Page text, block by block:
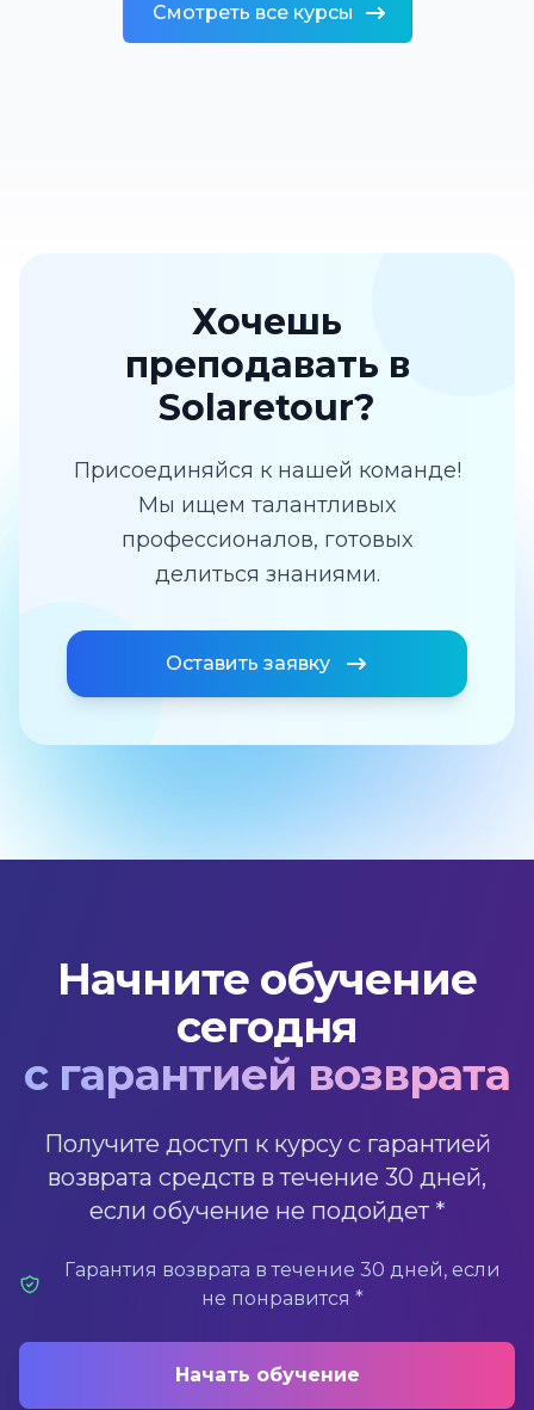
Смотреть все курсы
Хочешь
преподавать в
Solaretour?
Присоединяйся к нашей команде!
Мы ищем талантливых
профессионалов, готовых
делиться знаниями.
Оставить заявку
Начните обучение
сегодня
с гарантией возврата
Получите доступ к курсу с гарантией
возврата средств в течение 30 дней,
если обучение не подойдет *
Гарантия возврата в течение 30 дней, если
не понравится *
Начать обучение